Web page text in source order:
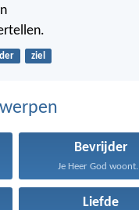
ziel
Bevrijder
Je Heer God woont...
Liefde